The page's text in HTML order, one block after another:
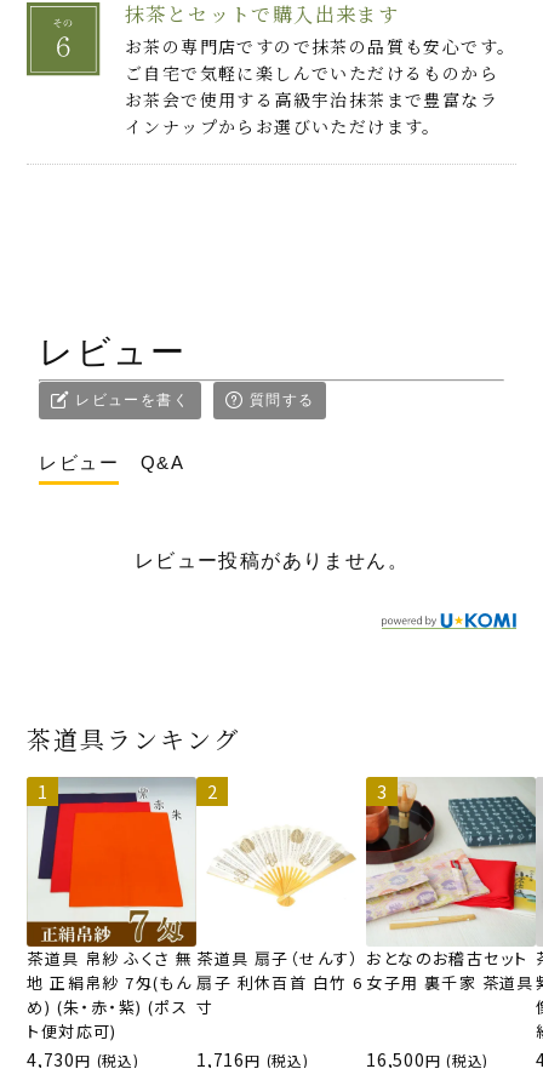
抹茶とセットで購入出来ます
お茶の専門店ですので抹茶の品質も安心です。
ご自宅で気軽に楽しんでいただけるものから
お茶会で使用する高級宇治抹茶まで豊富なラ
インナップからお選びいただけます。
レビュー
レビューを書く 質問する
レビュー Q&A
レビュー投稿がありません。
茶道具ランキング
茶道具 帛紗 ふくさ 無
地 正絹帛紗 7匁(もん
め) (朱・赤・紫) (ポス
ト便対応可)
4,730 (税込)
茶道具 扇子（せんす）
扇子 利休百首 白竹 6
寸
1,716 (税込)
おとなのお稽古セット
女子用 裏千家 茶道具
16,500 (税込)